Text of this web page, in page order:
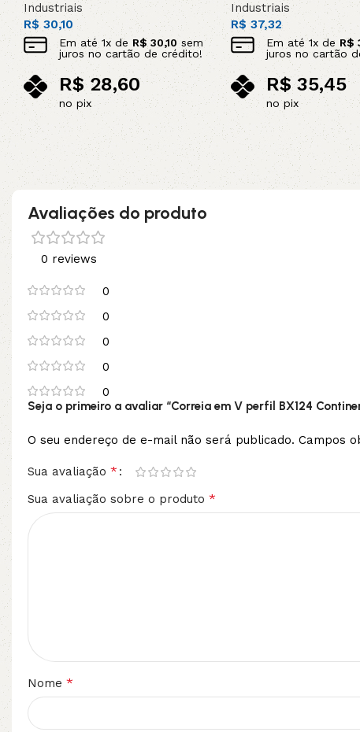
Industriais
R$30,10
Em até1x de R$30,10 sem
juros no cartão de crédito!
R$28,60
no pix
Adicionar ao carrinho
Industriais
R$ 37,32
Em até1x de R$
juros no cartão
R$35,45
no pix
Adicionar ao carrinho
Avaliações do produto
0 reviews
0
0
0
0
0
Seja o primeiro a avaliar “Correia em V perfil BX124
O seu endereço de e-mail não será publicado. Campos
Sua avaliação *
Sua avaliação sobre o produto *
Nome *